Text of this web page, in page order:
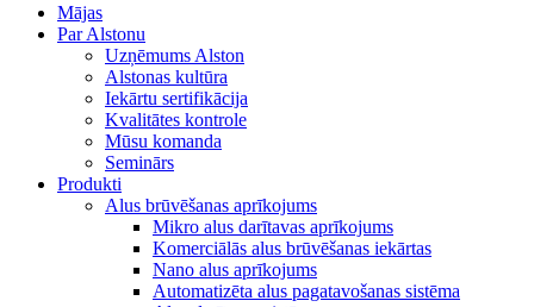
Mājas
Par Alstonu
Uzņēmums Alston
Alstonas kultūra
Iekārtu sertifikācija
Kvalitātes kontrole
Mūsu komanda
Seminārs
Produkti
Alus brūvēšanas aprīkojums
Mikro alus darītavas aprīkojums
Komerciālās alus brūvēšanas iekārtas
Nano alus aprīkojums
Automatizēta alus pagatavošanas sistēma